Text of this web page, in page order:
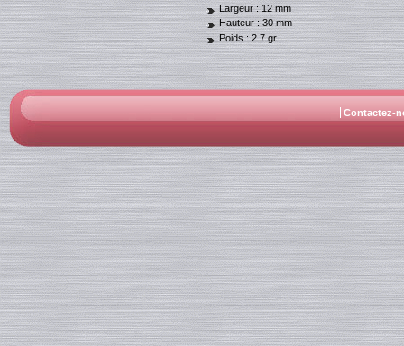
Largeur :12 mm
Hauteur :30 mm
Poids : 2.7 gr
Contactez-